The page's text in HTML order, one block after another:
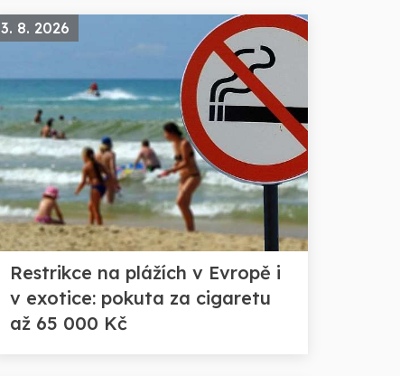
3. 8. 2026
Restrikce na plážích v Evropě i
v exotice: pokuta za cigaretu
až 65 000 Kč